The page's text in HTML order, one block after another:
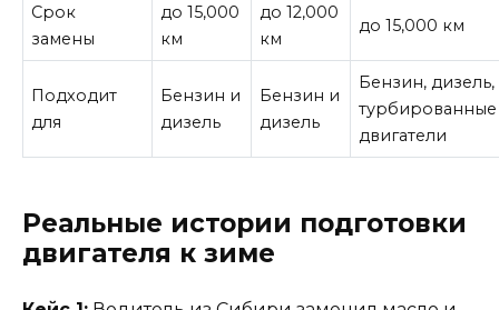
Срок
замены
до 15,000
км
до 12,000
км
до 15,000 км
Подходит
для
Бензин и
дизель
Бензин и
дизель
Бензин, дизель,
турбированные
двигатели
Реальные истории подготовки
двигателя к зиме